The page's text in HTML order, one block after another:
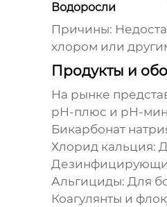
Водоросли
Причины:
хлором или
Продукты и
На рынке
pH-плюс и pH-
Бикарбонат
Хлорид кальция:
Альгициды: Для
Коагулянты и